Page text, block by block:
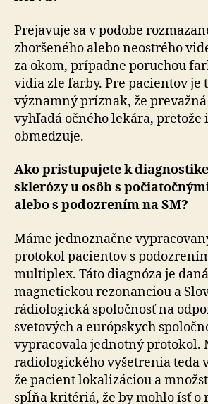
Prejavuje sa v podobe
zhoršeného alebo neostrého
za okom, prípadne poruchou
vidia zle farby. Pre pacientov je
významný príznak, že
vyhľadá očného lekára, pretože
obmedzuje.
Ako pristupujete k
sklerózy u osôb s
alebo s podozrením na SM?
Máme jednoznačne
protokol pacientov s
multiplex. Táto diagnóza je
magnetickou rezonanciou a
rádiologická spoločnosť na
svetových a európskych
vypracovala jednotný protokol.
radiologického vyšetrenia teda
že pacient lokalizáciou a
spĺňa kritériá, že by mohlo ísť o